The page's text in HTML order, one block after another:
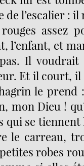
de l’escalier :
assez
l’enfant, et
Il
Et il court, il
le prend
mon Dieu !
qui se
le carreau,
robes